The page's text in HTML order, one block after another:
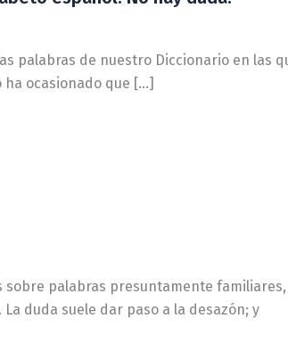
palabras de nuestro Diccionario en las
ocasionado que […]
sobre palabras presuntamente
duda suele dar paso a la desazón; y